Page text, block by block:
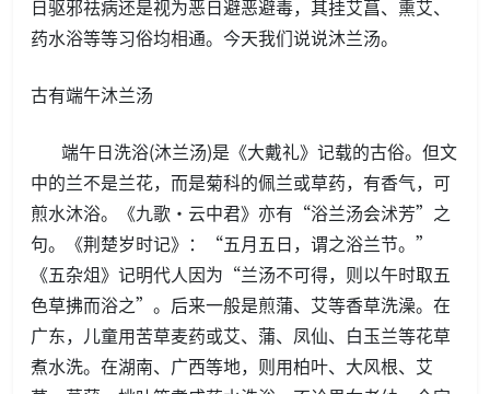
日驱邪祛病还是视为恶日避恶避毒，其挂艾菖、熏艾、
药水浴等等习俗均相通。今天我们说说沐兰汤。
古有端午沐兰汤
端午日洗浴(沐兰汤)是《大戴礼》记载的古俗。但文
中的兰不是兰花，而是菊科的佩兰或草药，有香气，可
煎水沐浴。《九歌·云中君》亦有“浴兰汤会沭芳”之
句。《荆楚岁时记》：“五月五日，谓之浴兰节。”
《五杂俎》记明代人因为“兰汤不可得，则以午时取五
色草拂而浴之”。后来一般是煎蒲、艾等香草洗澡。在
广东，儿童用苦草麦药或艾、蒲、凤仙、白玉兰等花草
煮水洗。在湖南、广西等地，则用柏叶、大风根、艾